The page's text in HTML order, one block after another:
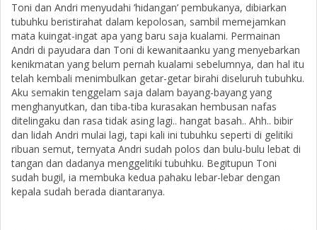
Toni dan Andri menyudahi ’hidangan’ pembukanya, dibiarkan
tubuhku beristirahat dalam kepolosan, sambil memejamkan
mata kuingat-ingat apa yang baru saja kualami. Permainan
Andri di payudara dan Toni di kewanitaanku yang menyebarkan
kenikmatan yang belum pernah kualami sebelumnya, dan hal itu
telah kembali menimbulkan getar-getar birahi diseluruh tubuhku.
Aku semakin tenggelam saja dalam bayang-bayang yang
menghanyutkan, dan tiba-tiba kurasakan hembusan nafas
ditelingaku dan rasa tidak asing lagi.. hangat basah.. Ahh.. bibir
dan lidah Andri mulai lagi, tapi kali ini tubuhku seperti di gelitiki
ribuan semut, ternyata Andri sudah polos dan bulu-bulu lebat di
tangan dan dadanya menggelitiki tubuhku. Begitupun Toni
sudah bugil, ia membuka kedua pahaku lebar-lebar dengan
kepala sudah berada diantaranya.